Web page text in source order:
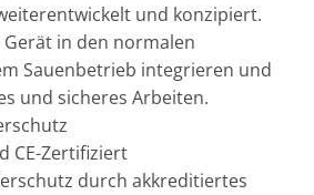
und konzipiert.
in den normalen
Sauenbetrieb integrieren und
und sicheres Arbeiten.
CE-Zertifiziert
durch akkreditiertes